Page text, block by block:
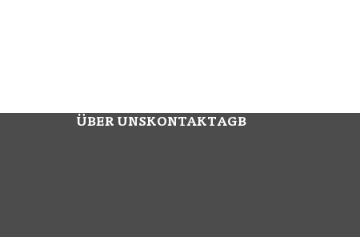
ÜBER UNSKONTAKTAGB